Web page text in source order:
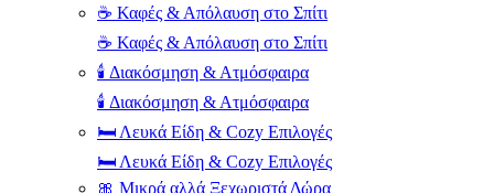
☕ Καφές & Απόλαυση στο Σπίτι
☕ Καφές & Απόλαυση στο Σπίτι
🕯️ Διακόσμηση & Ατμόσφαιρα
🕯️ Διακόσμηση & Ατμόσφαιρα
🛏️ Λευκά Είδη & Cozy Επιλογές
🛏️ Λευκά Είδη & Cozy Επιλογές
🎀 Μικρά αλλά Ξεχωριστά Δώρα